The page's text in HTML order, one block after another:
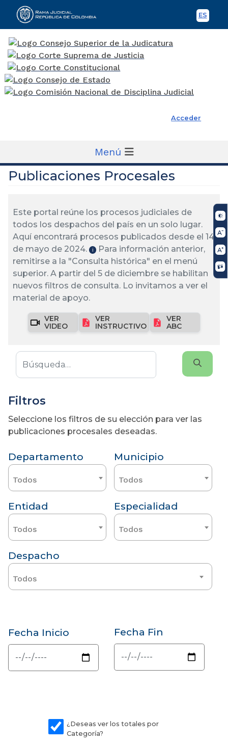
ES
Rama Judicial
Acceder
Menú
Publicaciones Procesales
Este portal reúne los procesos judiciales de
todos los despachos del país en un solo lugar.
Aquí encontrará procesos publicados desde el 14
de mayo de 2024.
ℹ️
Para información anterior,
remitirse a la "Consulta histórica" en el menú
superior. A partir del 5 de diciembre se habilitan
nuevos filtros de consulta. Lo invitamos a ver el
material de apoyo.
VER
VIDEO
VER
INSTRUCTIVO
VER
ABC
Filtros
Seleccione los filtros de su elección para ver las
publicaciones procesales deseadas.
Departamento
Todos
Municipio
Todos
Entidad
Todos
Especialidad
Todos
Despacho
Todos
Fecha Inicio Fecha Fin
¿Deseas ver los totales por
Categoría?